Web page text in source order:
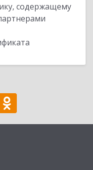
содержащему